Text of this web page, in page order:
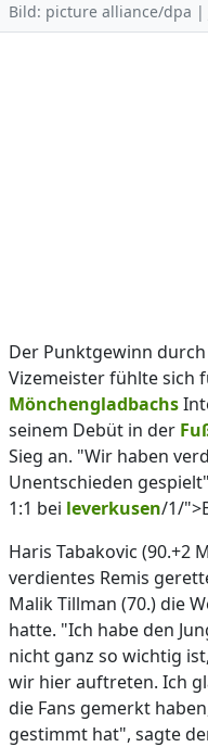
Bild: picture alliance/dpa |
Der Punktgewinn
Vizemeister fühlte sich
Mönchengladbachs
seinem Debüt in der
Sieg an. "Wir haben
Unentschieden
1:1 bei leverkusen/1/
Haris Tabakovic (90.+2
verdientes Remis
Malik Tillman (70.) die
hatte. "Ich habe den
nicht ganz so wichtig
wir hier auftreten. Ich
die Fans gemerkt
gestimmt hat", sagte